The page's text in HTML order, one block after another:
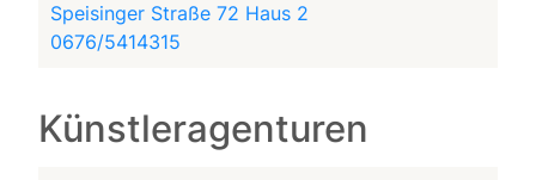
Speisinger Straße 72 Haus 2
0676/5414315
Künstleragenturen